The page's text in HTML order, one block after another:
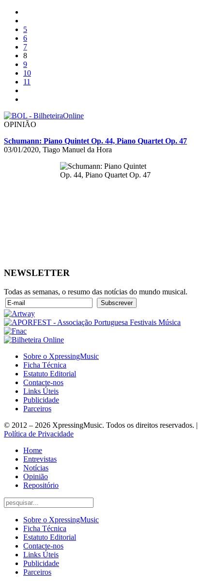
5
6
7
8
9
10
11
OPINIÃO
Schumann: Piano Quintet Op. 44, Piano Quartet Op. 47
03/01/2020, Tiago Manuel da Hora
NEWSLETTER
Todas as semanas, o resumo das notícias do mundo musical.
Sobre o XpressingMusic
Ficha Técnica
Estatuto Editorial
Contacte-nos
Links Úteis
Publicidade
Parceiros
© 2012 – 2026 XpressingMusic. Todos os direitos reservados. |
Política de Privacidade
Home
Entrevistas
Notícias
Opinião
Repositório
Sobre o XpressingMusic
Ficha Técnica
Estatuto Editorial
Contacte-nos
Links Úteis
Publicidade
Parceiros